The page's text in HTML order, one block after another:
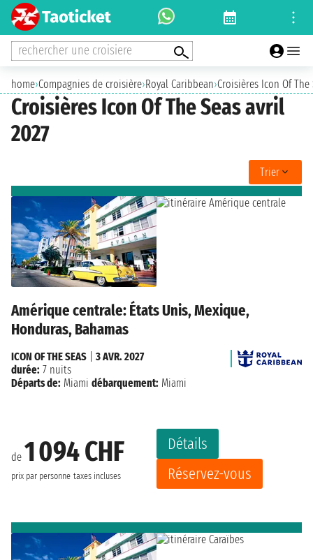
rechercher une croisiere
home›Compagnies de croisière›Royal Caribbean›Croisières Icon Of The
Croisières Icon Of The Seas avril
2027
Trier
Amérique centrale: États Unis, Mexique,
Honduras, Bahamas
de 1 094 CHF
prix par personne taxes incluses
Détails
Réservez-vous
ICON OF THE SEAS
3 AVR. 2027
durée: 7 nuits
Départs de: Miami débarquement: Miami